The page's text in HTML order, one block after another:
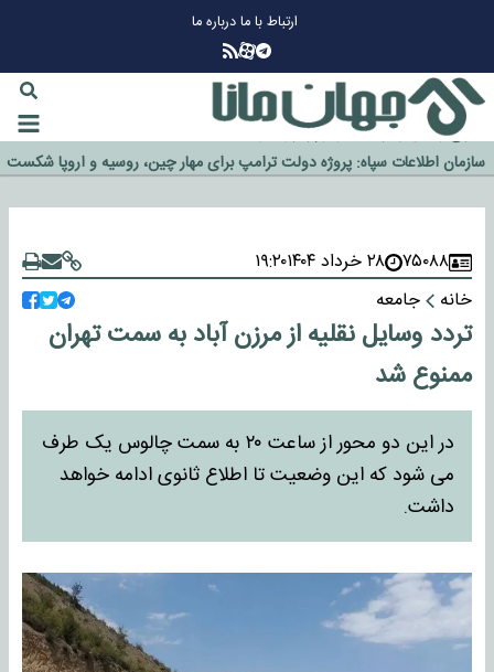
ارتباط با مادرباره ما
گزینه جدایی اوسمار روی میز مدیران پرسپولیس
آیا رئیس جمهور آمریکا قانون را دور می‌زند؟
اخراج رسمی چهره نامدار از پرسپولیس
سازمان اطلاعات سپاه: پروژه دولت ترامپ برای مهار چین، روسیه و اروپا شکست
خورد
۷۵۰۸۸ ۲۸ خرداد ۱۴۰۴
۱۹:۲۰
خانه
جامعه
تردد وسایل نقلیه از مرزن آباد به سمت تهران
ممنوع شد
در این دو محور از ساعت ۲۰ به سمت چالوس یک طرف
می شود که این وضعیت تا اطلاع ثانوی ادامه خواهد
داشت.